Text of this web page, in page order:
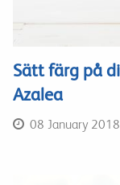
Sätt färg på
Azalea
08 January 2018